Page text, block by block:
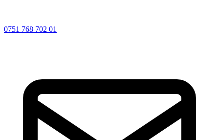
0751 768 702 01